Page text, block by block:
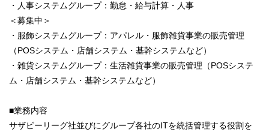
・人事システムグループ：勤怠・給与計算・人事
＜募集中＞
・服飾システムグループ：アパレル・服飾雑貨事業の販売管理
（POSシステム・店舗システム・基幹システムなど）
・雑貨システムグループ：生活雑貨事業の販売管理（POSシステ
ム・店舗システム・基幹システムなど）
■業務内容
サザビーリーグ社並びにグループ各社のITを統括管理する役割を